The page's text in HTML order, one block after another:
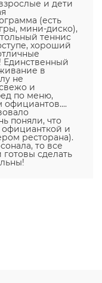
и дети
(есть
мини-диско),
теннис
хороший
Единственный
в
не
и
по меню,
поняли, что
официанткой и
ресторана).
то все
сделать